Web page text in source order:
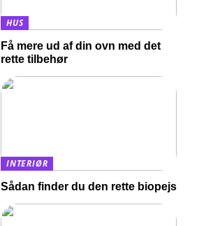
HUS
Få mere ud af din ovn med det
rette tilbehør
INTERIØR
Sådan finder du den rette biopejs